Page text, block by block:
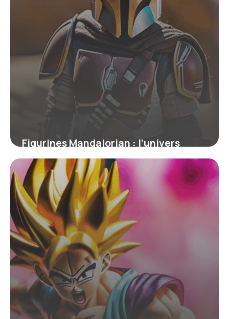
Figurines Mandalorian : l’univers
collector entre passion et rareté
4 juillet 2025